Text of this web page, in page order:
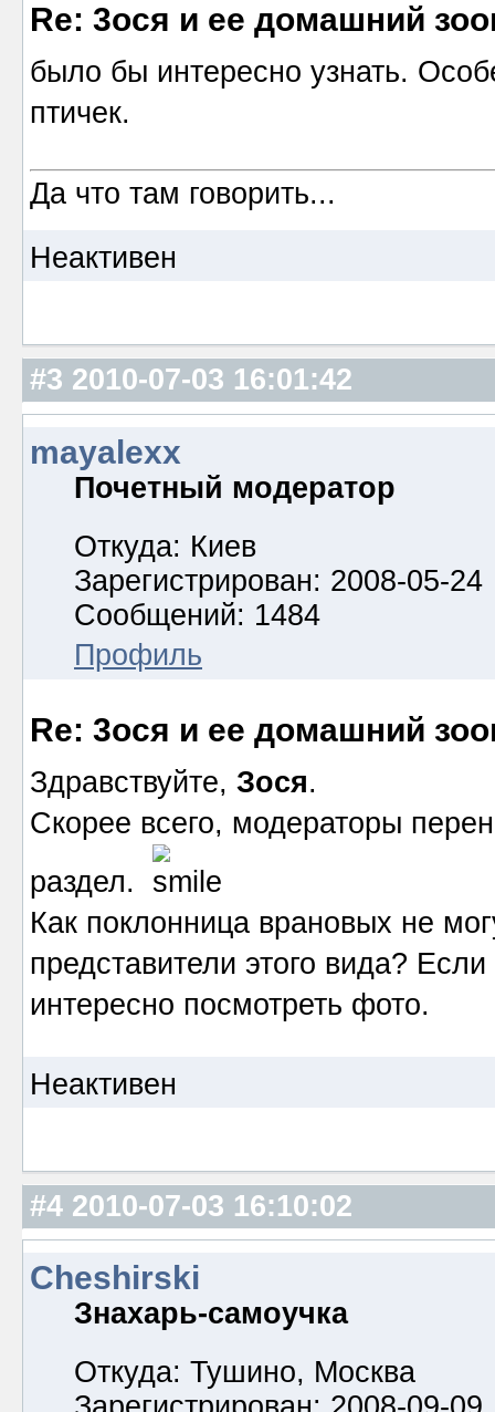
Re: 3ося и ее домашний
было бы интересно узнать.
птичек.
Да что там говорить...
Неактивен
#3 2010-07-03 16:01:42
mayalexx
Почетный модератор
Откуда: Киев
Зарегистрирован: 2008-05-24
Сообщений: 1484
Профиль
Re: 3ося и ее домашний
Здравствуйте, Зося.
Скорее всего, модераторы
раздел.
Как поклонница врановых не
представители этого вида?
интересно посмотреть фото.
Неактивен
#4 2010-07-03 16:10:02
Cheshirski
Знахарь-самоучка
Откуда: Тушино, Москва